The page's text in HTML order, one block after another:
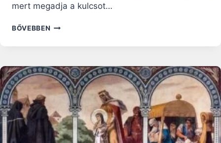
mert megadja a kulcsot…
BŐVEBBEN EGY
FÉLELMETESEN
HATÉKONY
IMÁDSÁG